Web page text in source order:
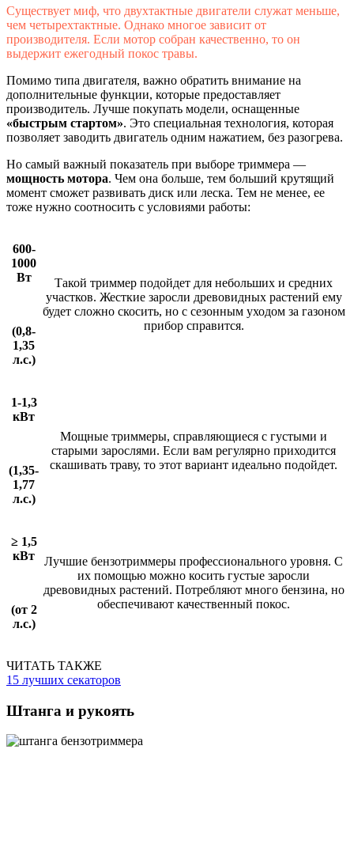
Существует миф, что двухтактные двигатели служат меньше,
чем четырехтактные. Однако многое зависит от
производителя. Если мотор собран качественно, то он
выдержит ежегодный покос травы.
Помимо типа двигателя, важно обратить внимание на
дополнительные функции, которые предоставляет
производитель. Лучше покупать модели, оснащенные
«быстрым стартом». Это специальная технология, которая
позволяет заводить двигатель одним нажатием, без разогрева.
Но самый важный показатель при выборе триммера —
мощность мотора. Чем она больше, тем больший крутящий
момент сможет развивать диск или леска. Тем не менее, ее
тоже нужно соотносить с условиями работы:
600-
1000
Вт
(0,8-
1,35
л.с.)
Такой триммер подойдет для небольших и средних
участков. Жесткие заросли древовидных растений ему
будет сложно скосить, но с сезонным уходом за газоном
прибор справится.
1-1,3
кВт
(1,35-
1,77
л.с.)
Мощные триммеры, справляющиеся с густыми и
старыми зарослями. Если вам регулярно приходится
скашивать траву, то этот вариант идеально подойдет.
≥ 1,5
кВт
(от 2
л.с.)
Лучшие бензотриммеры профессионального уровня. С
их помощью можно косить густые заросли
древовидных растений. Потребляют много бензина, но
обеспечивают качественный покос.
ЧИТАТЬ ТАКЖЕ
15 лучших секаторов
Штанга и рукоять